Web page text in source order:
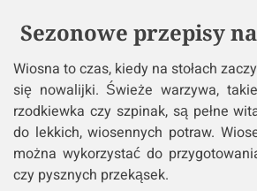
Sezonowe przepisy
Wiosna to czas, kiedy na stołach
się nowalijki. Świeże warzywa,
rzodkiewka czy szpinak, są pełne
do lekkich, wiosennych potraw.
można wykorzystać do
czy pysznych przekąsek.